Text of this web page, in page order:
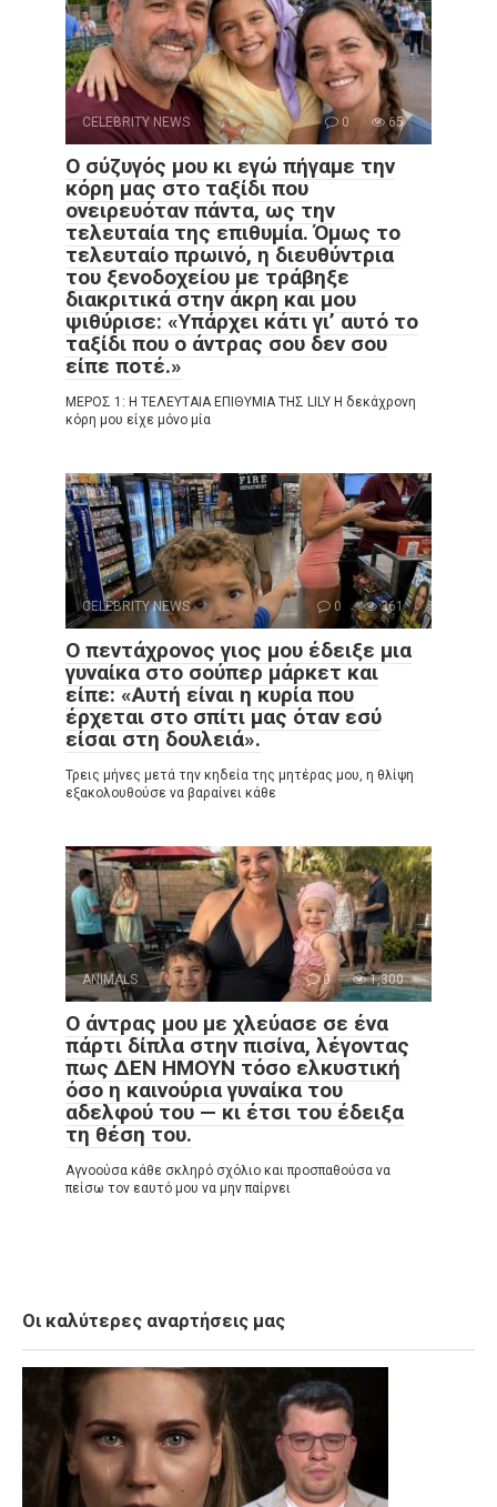
CELEBRITY NEWS 0 65
Ο σύζυγός μου κι εγώ πήγαμε την
κόρη μας στο ταξίδι που
ονειρευόταν πάντα, ως την
τελευταία της επιθυμία. Όμως το
τελευταίο πρωινό, η διευθύντρια
του ξενοδοχείου με τράβηξε
διακριτικά στην άκρη και μου
ψιθύρισε: «Υπάρχει κάτι γι’ αυτό το
ταξίδι που ο άντρας σου δεν σου
είπε ποτέ.»
ΜΕΡΟΣ 1: Η ΤΕΛΕΥΤΑΙΑ ΕΠΙΘΥΜΙΑ ΤΗΣ LILY Η δεκάχρονη
κόρη μου είχε μόνο μία
CELEBRITY NEWS 0 361
Ο πεντάχρονος γιος μου έδειξε μια
γυναίκα στο σούπερ μάρκετ και
είπε: «Αυτή είναι η κυρία που
έρχεται στο σπίτι μας όταν εσύ
είσαι στη δουλειά».
Τρεις μήνες μετά την κηδεία της μητέρας μου, η θλίψη
εξακολουθούσε να βαραίνει κάθε
ANIMALS 0 1,300
Ο άντρας μου με χλεύασε σε ένα
πάρτι δίπλα στην πισίνα, λέγοντας
πως ΔΕΝ ΗΜΟΥΝ τόσο ελκυστική
όσο η καινούρια γυναίκα του
αδελφού του — κι έτσι του έδειξα
τη θέση του.
Αγνοούσα κάθε σκληρό σχόλιο και προσπαθούσα να
πείσω τον εαυτό μου να μην παίρνει
Οι καλύτερες αναρτήσεις μας